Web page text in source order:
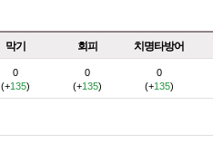
막기 회피 치명타방어
0
(+135)
0
(+135)
0
(+135)